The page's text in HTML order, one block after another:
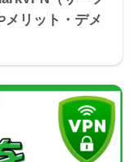
メリット・デメ